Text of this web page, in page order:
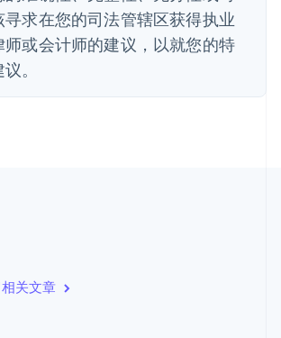
求在您的司法管辖区获得执业
或会计师的建议，以就您的特
。
关文章